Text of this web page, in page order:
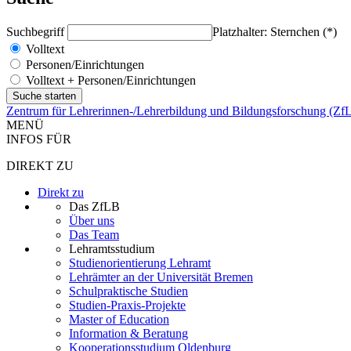
Suchbegriff
Platzhalter: Sternchen (*)
Volltext
Personen/Einrichtungen
Volltext + Personen/Einrichtungen
Zentrum für Lehrerinnen-/Lehrerbildung und Bildungsforschung
MENÜ
INFOS FÜR
DIREKT ZU
Direkt zu
Das ZfLB
Über uns
Das Team
Lehramtsstudium
Studienorientierung Lehramt
Lehrämter an der Universität Bremen
Schulpraktische Studien
Studien-Praxis-Projekte
Master of Education
Information & Beratung
Kooperationsstudium Oldenburg